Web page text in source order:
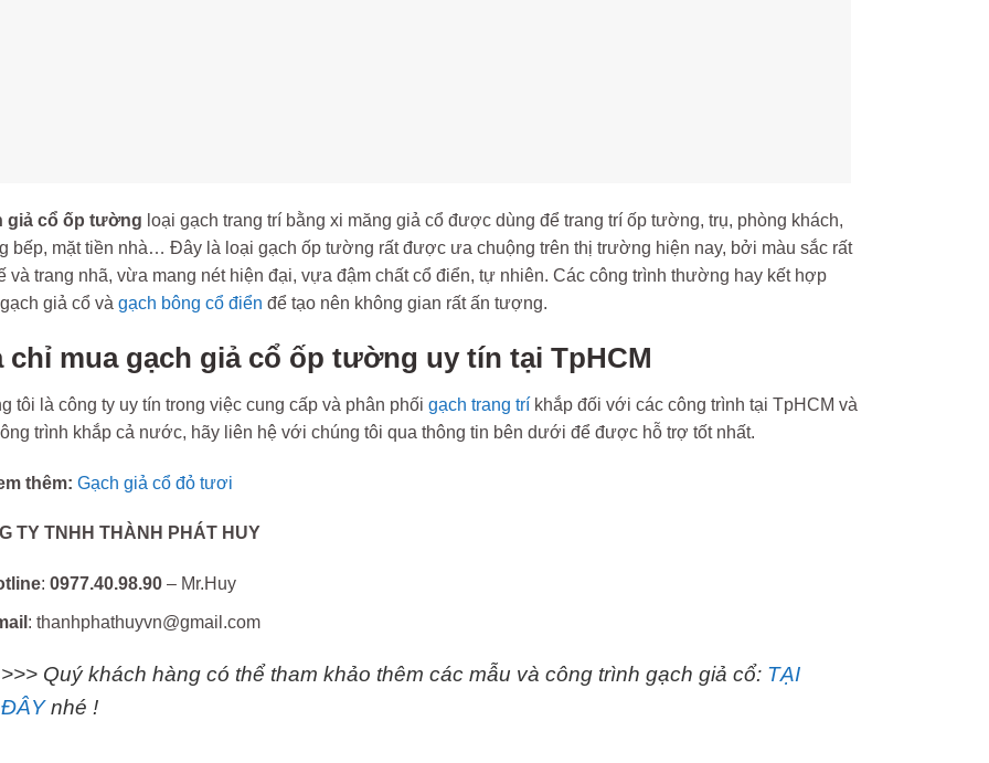
giả cổ ốp tường loại gạch trang trí bằng xi măng giả cổ được dùng để trang trí ốp tường, trụ, phòng khách,
bếp, mặt tiền nhà… Đây là loại gạch ốp tường rất được ưa chuộng trên thị trường hiện nay, bởi màu sắc rất
và trang nhã, vừa mang nét hiện đại, vựa đậm chất cổ điển, tự nhiên. Các công trình thường hay kết hợp
giả cổ và gạch bông cổ điển để tạo nên không gian rất ấn tượng.
chỉ mua gạch giả cổ ốp tường uy tín tại TpHCM
tôi là công ty uy tín trong việc cung cấp và phân phối gạch trang tríkhắp đối với các công trình tại TpHCM và
trình khắp cả nước, hãy liên hệ với chúng tôi qua thông tin bên dưới để được hỗ trợ tốt nhất.
thêm: Gạch giả cổ đỏ tươi
TY TNHH THÀNH PHÁT HUY
:0977.40.98.90– Mr.Huy
: thanhphathuyvn@gmail.com
>>> Quý khách hàng có thể tham khảo thêm các mẫu và công trình gạch giả cổ: TẠI
ĐÂYnhé !